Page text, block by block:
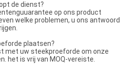
de dienst?
op ons product
welke problemen, u ons antwoord
plaatsen?
met uw steekproeforde om onze
het is vrij van MOQ-vereiste.